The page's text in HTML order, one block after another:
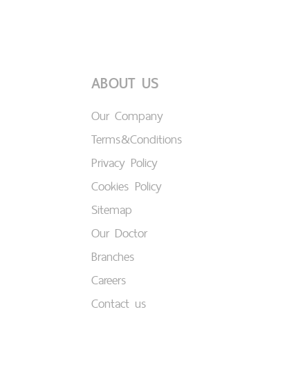
ABOUT US
Our Company
Terms&Conditions
Privacy Policy
Cookies Policy
Sitemap
Our Doctor
Branches
Careers
Contact us